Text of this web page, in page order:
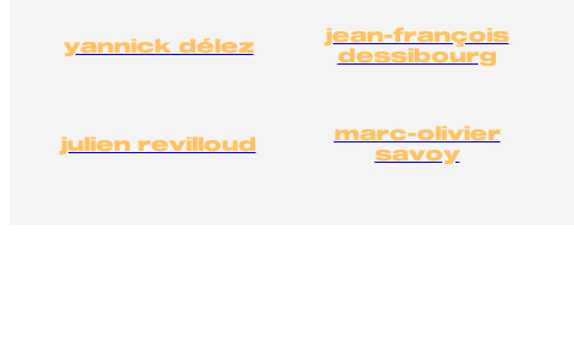
yannick délez jean-françois
dessibourg
julien revilloud marc-olivier
savoy